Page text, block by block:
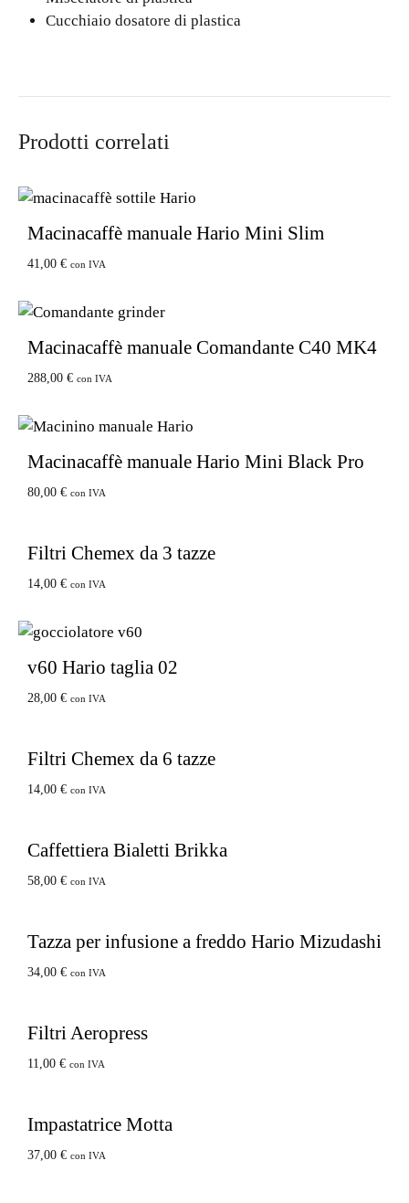
Cucchiaio dosatore di plastica
Prodotti correlati
Macinacaffè manuale Hario Mini Slim
41,00 € con IVA
Macinacaffè manuale Comandante C40 MK4
288,00 € con IVA
Macinacaffè manuale Hario Mini Black Pro
80,00 € con IVA
Filtri Chemex da 3 tazze
14,00 € con IVA
v60 Hario taglia 02
28,00 € con IVA
Filtri Chemex da 6 tazze
14,00 € con IVA
Caffettiera Bialetti Brikka
58,00 € con IVA
Tazza per infusione a freddo Hario Mizudashi
34,00 € con IVA
Filtri Aeropress
11,00 € con IVA
Impastatrice Motta
37,00 € con IVA